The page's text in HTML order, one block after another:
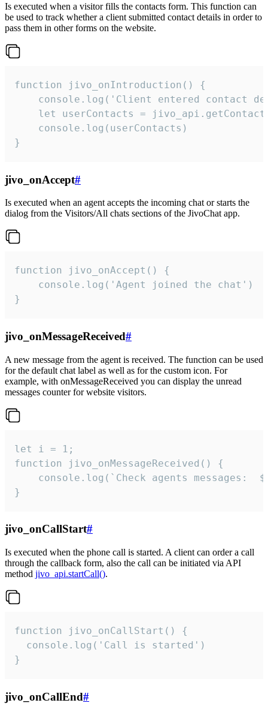
Is executed when a visitor fills the contacts form. This function can
be used to track whether a client submitted contact details in order to
pass them in other forms on the website.
function jivo_onIntroduction() {
console.log('Client entered contact
let userContacts =
    console.log(userContacts)
}
jivo_onAccept#
Is executed when an agent accepts the incoming chat or starts the
dialog from the Visitors/All chats sections of the JivoChat app.
function jivo_onAccept() {
}
jivo_onMessageReceived#
A new message from the agent is received. The function can be used
for the default chat label as well as for the custom icon. For
example, with onMessageReceived you can display the unread
messages counter for website visitors.
let i = 1;
function jivo_onMessageReceived() {
}
jivo_onCallStart#
Is executed when the phone call is started. A client can order a call
through the callback form, also the call can be initiated via API
method jivo_api.startCall().
function jivo_onCallStart() {
  console.log('Call is started')
}
jivo_onCallEnd#